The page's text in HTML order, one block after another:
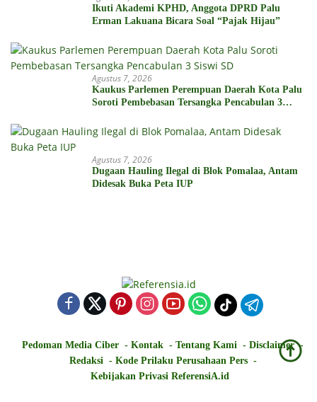
Ikuti Akademi KPHD, Anggota DPRD Palu
Erman Lakuana Bicara Soal “Pajak Hijau”
Agustus 7, 2026
Kaukus Parlemen Perempuan Daerah Kota Palu
Soroti Pembebasan Tersangka Pencabulan 3
Agustus 7, 2026
Dugaan Hauling Ilegal di Blok Pomalaa, Antam
Didesak Buka Peta IUP
Pedoman Media Ciber Kontak Tentang Kami
Disclaimer
Redaksi
Kode Prilaku Perusahaan Pers
Kebijakan Privasi ReferensiA.id